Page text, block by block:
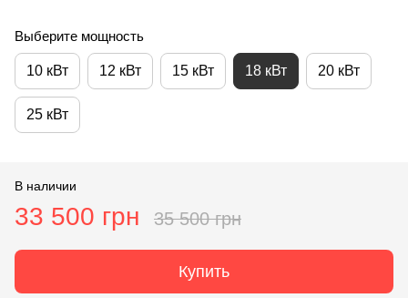
Выберите мощность
10 кВт 12 кВт 15 кВт 18 кВт 20 кВт
25 кВт
В наличии
33 500 грн 35 500 грн
Купить